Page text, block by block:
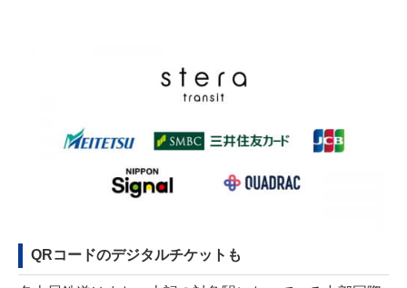
QRコードのデジタルチケットも